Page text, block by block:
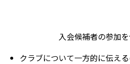
入会候補者の参加
クラブについて一方的に伝え